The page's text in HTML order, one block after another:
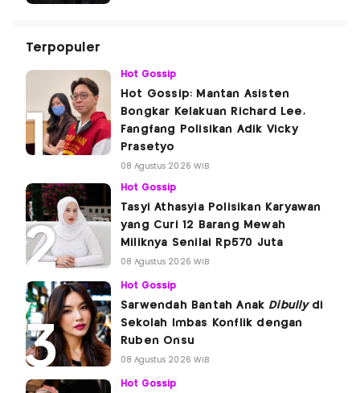
Terpopuler
Hot Gossip
Hot Gossip: Mantan Asisten
Bongkar Kelakuan Richard Lee,
Fangfang Polisikan Adik Vicky
Prasetyo
08 Agustus 2026 WIB
Hot Gossip
Tasyi Athasyia Polisikan Karyawan
yang Curi 12 Barang Mewah
Miliknya Senilai Rp570 Juta
08 Agustus 2026 WIB
Hot Gossip
Sarwendah Bantah Anak Dibullydi
Sekolah Imbas Konflik dengan
Ruben Onsu
08 Agustus 2026 WIB
Hot Gossip